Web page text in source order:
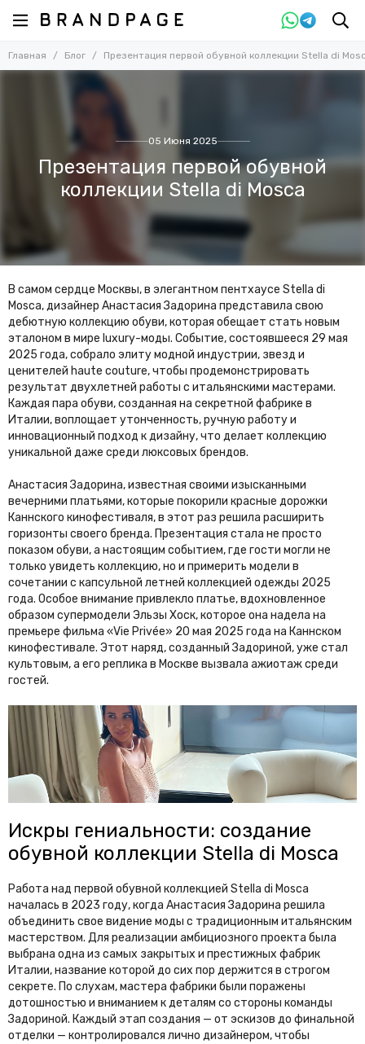
Главная Блог Презентация первой обувной коллекции Stella di
05 Июня 2025
Презентация первой обувной
коллекции Stella di Mosca
В самом сердце Москвы, в элегантном пентхаусе Stella di
Mosca, дизайнер Анастасия Задорина представила свою
дебютную коллекцию обуви, которая обещает стать новым
эталоном в мире luxury-моды. Событие, состоявшееся 29 мая
2025 года, собрало элиту модной индустрии, звезд и
ценителей haute couture, чтобы продемонстрировать
результат двухлетней работы с итальянскими мастерами.
Каждая пара обуви, созданная на секретной фабрике в
Италии, воплощает утонченность, ручную работу и
инновационный подход к дизайну, что делает коллекцию
уникальной даже среди люксовых брендов.
Анастасия Задорина, известная своими изысканными
вечерними платьями, которые покорили красные дорожки
Каннского кинофестиваля, в этот раз решила расширить
горизонты своего бренда. Презентация стала не просто
показом обуви, а настоящим событием, где гости могли не
только увидеть коллекцию, но и примерить модели в
сочетании с капсульной летней коллекцией одежды 2025
года. Особое внимание привлекло платье, вдохновленное
образом супермодели Эльзы Хоск, которое она надела на
премьере фильма «Vie Privée» 20 мая 2025 года на Каннском
кинофестивале. Этот наряд, созданный Задориной, уже стал
культовым, а его реплика в Москве вызвала ажиотаж среди
гостей.
Искры гениальности: создание
обувной коллекции Stella di Mosca
Работа над первой обувной коллекцией Stella di Mosca
началась в 2023 году, когда Анастасия Задорина решила
объединить свое видение моды с традиционным итальянским
мастерством. Для реализации амбициозного проекта была
выбрана одна из самых закрытых и престижных фабрик
Италии, название которой до сих пор держится в строгом
секрете. По слухам, мастера фабрики были поражены
дотошностью и вниманием к деталям со стороны команды
Задориной. Каждый этап создания — от эскизов до финальной
отделки — контролировался лично дизайнером, чтобы